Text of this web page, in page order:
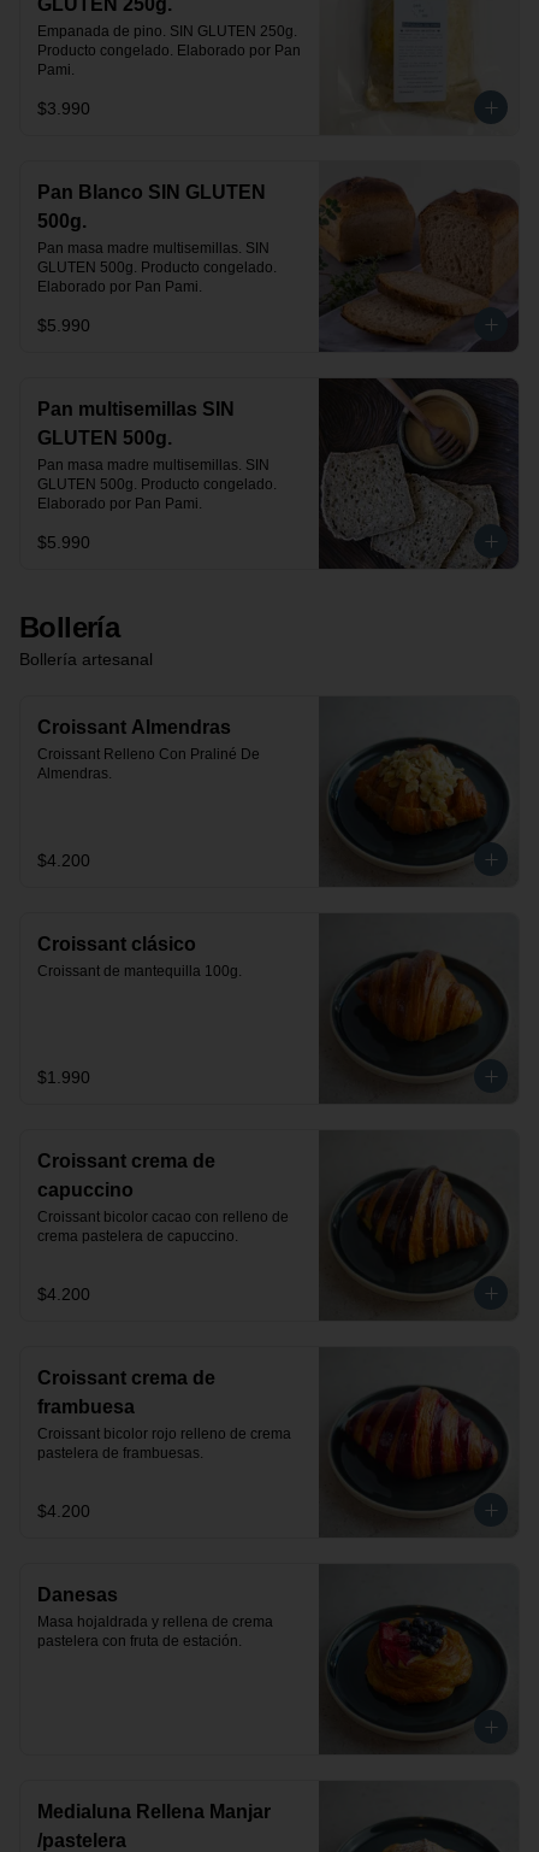
GLUTEN 250g.
Empanada de pino. SIN GLUTEN 250g.
Producto congelado. Elaborado por Pan
Pami.
$3.990
Pan Blanco SIN GLUTEN
500g.
Pan masa madre multisemillas. SIN
GLUTEN 500g. Producto congelado.
Elaborado por Pan Pami.
$5.990
Pan multisemillas SIN
GLUTEN 500g.
Pan masa madre multisemillas. SIN
GLUTEN 500g. Producto congelado.
Elaborado por Pan Pami.
$5.990
Bollería
Bollería artesanal
Croissant Almendras
Croissant Relleno Con Praliné De
Almendras.
$4.200
Croissant clásico
Croissant de mantequilla 100g.
$1.990
Croissant crema de
capuccino
Croissant bicolor cacao con relleno de
crema pastelera de capuccino.
$4.200
Croissant crema de
frambuesa
Croissant bicolor rojo relleno de crema
pastelera de frambuesas.
$4.200
Danesas
Masa hojaldrada y rellena de crema
pastelera con fruta de estación.
Medialuna Rellena Manjar
/pastelera